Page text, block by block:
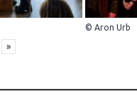
© Aron Urb
»